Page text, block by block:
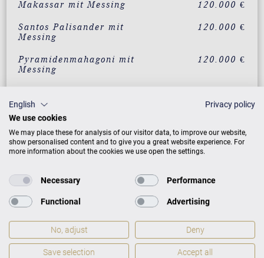
Makassar mit Messing 120.000 €
Santos Palisander mit
Messing
120.000 €
Pyramidenmahagoni mit
Messing
120.000 €
Chippendale
Pyramidenmahagoni
Chippendale mit Messing
ZUSATZLEISTUNGEN FÜR C. BECHSTEIN
CONCERT L-167
PREISLISTE HERUNTERLADEN
English
Privacy policy
We use cookies
We may place these for analysis of our visitor data, to improve our website,
show personalised content and to give you a great website experience. For
more information about the cookies we use open the settings.
Necessary Performance
Functional Advertising
No, adjust Deny
Save selection Accept all